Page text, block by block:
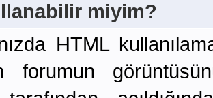
miyim?
HTML
forumun